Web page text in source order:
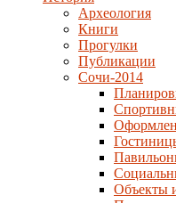
Археология
Книги
Прогулки
Публикации
Сочи-2014
Объекты